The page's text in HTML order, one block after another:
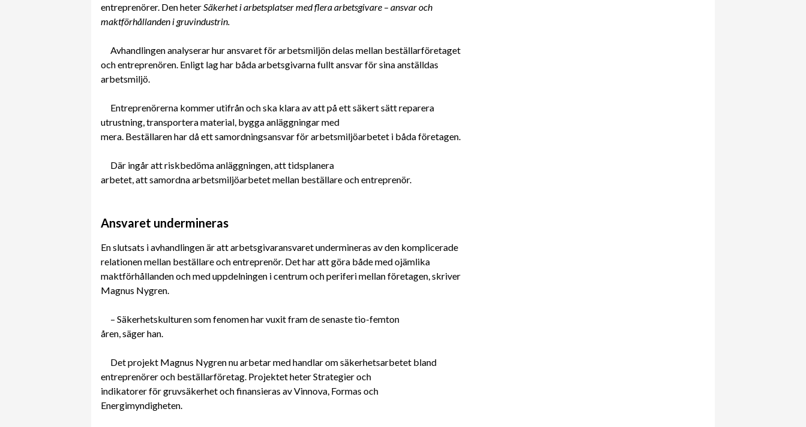
entreprenörer. Den heter Säkerhet i arbetsplatser med flera arbetsgivare – ansvar och
maktförhållanden i gruvindustrin.
Avhandlingen analyserar hur ansvaret för arbetsmiljön delas mellan beställarföretaget
och entreprenören. Enligt lag har båda arbetsgivarna fullt ansvar för sina anställdas
arbetsmiljö.
Entreprenörerna kommer utifrån och ska klara av att på ett säkert sätt reparera
utrustning, transportera material, bygga anläggningar med
mera. Beställaren har då ett samordningsansvar för arbetsmiljöarbetet i båda företagen.
Där ingår att riskbedöma anläggningen, att tidsplanera
arbetet, att samordna arbetsmiljöarbetet mellan beställare och entreprenör.
Ansvaret undermineras
En slutsats i avhandlingen är att arbetsgivaransvaret undermineras av den komplicerade
relationen mellan beställare och entreprenör. Det har att göra både med ojämlika
maktförhållanden och med uppdelningen i centrum och periferi mellan företagen, skriver
Magnus Nygren.
– Säkerhetskulturen som fenomen har vuxit fram de senaste tio-femton
åren, säger han.
Det projekt Magnus Nygren nu arbetar med handlar om säkerhetsarbetet bland
entreprenörer och beställarföretag. Projektet heter Strategier och
indikatorer för gruvsäkerhet och finansieras av Vinnova, Formas och
Energimyndigheten.